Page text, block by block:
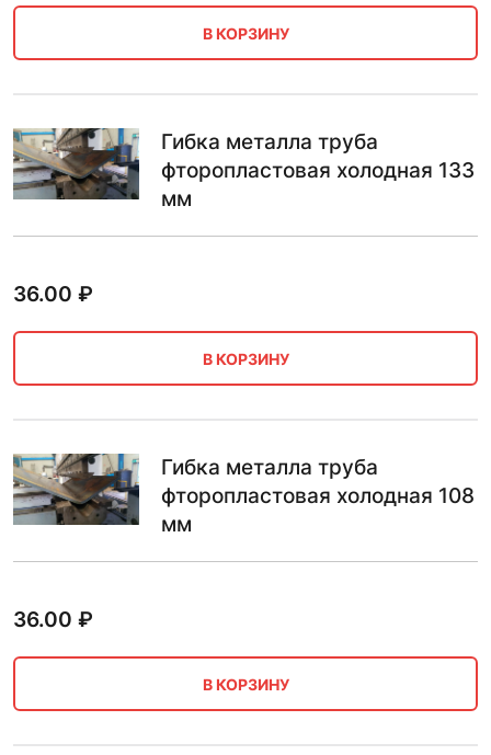
В КОРЗИНУ
Гибка металла труба
фторопластовая холодная 133
мм
36.00 ₽
В КОРЗИНУ
Гибка металла труба
фторопластовая холодная 108
мм
36.00 ₽
В КОРЗИНУ